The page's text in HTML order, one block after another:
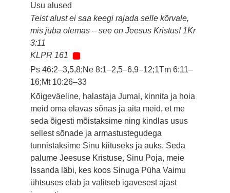
Usu alused
Teist alust ei saa keegi rajada selle kõrvale,
mis juba olemas – see on Jeesus Kristus! 1Kr
3:11
KLPR 161
Ps 46:2–3,5,8;Ne 8:1–2,5–6,9–12;1Tm 6:11–
16;Mt 10:26–33
Kõigeväeline, halastaja Jumal, kinnita ja hoia
meid oma elavas sõnas ja aita meid, et me
seda õigesti mõistaksime ning kindlas usus
sellest sõnade ja armastustegudega
tunnistaksime Sinu kiituseks ja auks. Seda
palume Jeesuse Kristuse, Sinu Poja, meie
Issanda läbi, kes koos Sinuga Püha Vaimu
ühtsuses elab ja valitseb igavesest ajast